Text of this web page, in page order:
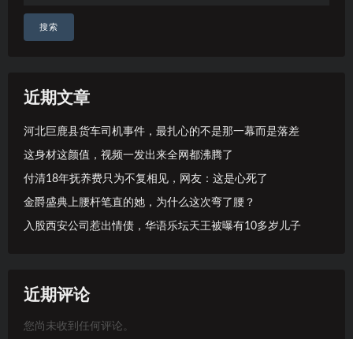
搜索
近期文章
河北巨鹿县货车司机事件，最扎心的不是那一幕而是落差
这身材这颜值，视频一发出来全网都沸腾了
付清18年抚养费只为不复相见，网友：这是心死了
金爵盛典上腰杆笔直的她，为什么这次弯了腰？
入股西安公司惹出情债，华语乐坛天王被曝有10多岁儿子
近期评论
您尚未收到任何评论。